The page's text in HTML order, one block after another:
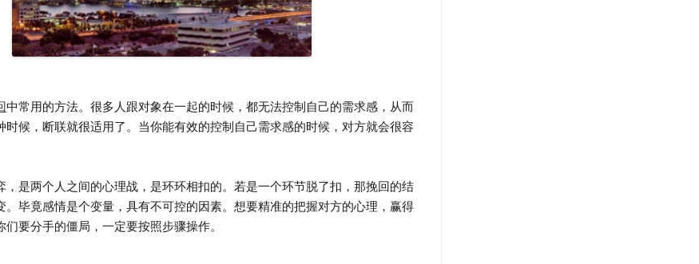
中常用的方法。很多人跟对象在一起的时候，都无法控制自己的需求感，从而
时候，断联就很适用了。当你能有效的控制自己需求感的时候，对方就会很容
是两个人之间的心理战，是环环相扣的。若是一个环节脱了扣，那挽回的结
。毕竟感情是个变量，具有不可控的因素。想要精准的把握对方的心理，赢得
要分手的僵局，一定要按照步骤操作。